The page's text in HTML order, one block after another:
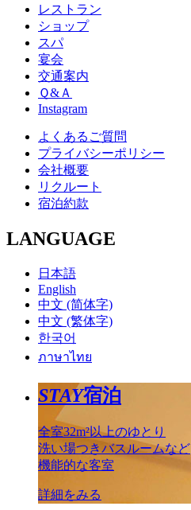
レストラン
ショップ
スパ
宴会
交通案内
Ｑ&Ａ
Instagram
よくあるご質問
プライバシーポリシー
会社概要
リクルート
宿泊約款
LANGUAGE
日本語
English
中文 (简体字)
中文 (繁体字)
한국어
ภาษาไทย
STAY宿泊
全室32m²以上のゆとり
洗い場つきバスルームなど
機能的な客室
詳細をみる